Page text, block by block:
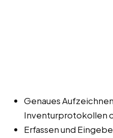
Genaues
Inventurprotokollen
Erfassen und